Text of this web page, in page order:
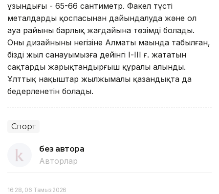
ұзындығы - 65-66 сантиметр. Факел түсті
металдардың қоспасынан дайындалуда және ол
ауа райының барлық жағдайына төзімді болады.
Оның дизайнының негізіне Алматы маңында табылған,
біздің жыл санауымызға дейінгі І-ІІІ ғ. жататын
сақтардың жарықтандырғыш құралы алынды.
Ұлттық нақыштар жылжымалы қазандықта да
бедерленетін болады.
Спорт
без автора
Авторлар
16:28, 06 Тамыз 2026